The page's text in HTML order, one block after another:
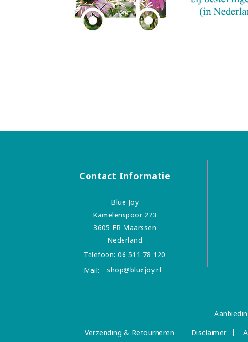
Contact Informatie
Blue Joy
Kamelenspoor 273
3605 ER Maarssen
Nederland
Telefoon:06 511 78 120
Mail:
shop@bluejoy.nl
Verzending & Retourneren Disclaimer